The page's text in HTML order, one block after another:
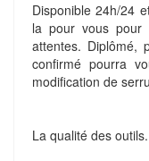
Disponible 24h/24
la pour vous pour
attentes. Diplômé,
confirmé pourra
modification de
La qualité des outils.